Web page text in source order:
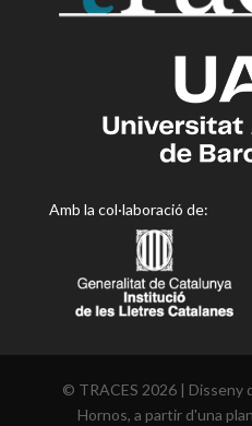
Amb la col·laboració de:
© TRACES 2026 | Disseny
Hornos, a partir d'una